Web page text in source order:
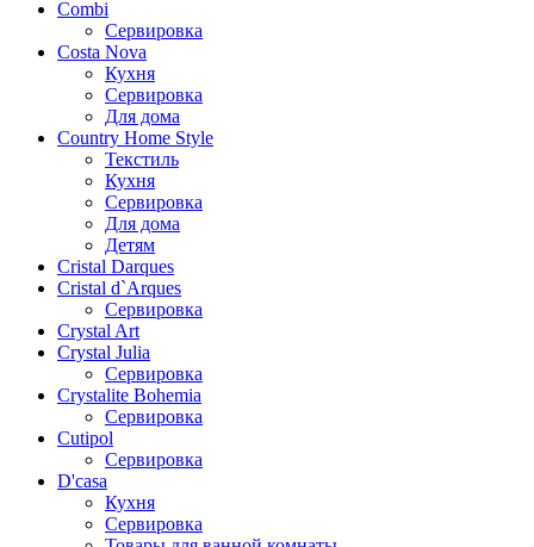
Combi
Сервировка
Costa Nova
Кухня
Сервировка
Для дома
Country Home Style
Текстиль
Кухня
Сервировка
Для дома
Детям
Cristal Darques
Cristal d`Arques
Сервировка
Crystal Art
Crystal Julia
Сервировка
Crystalite Bohemia
Сервировка
Cutipol
Сервировка
D'casa
Кухня
Сервировка